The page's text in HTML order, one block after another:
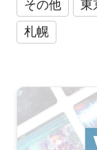
その他
東
札幌